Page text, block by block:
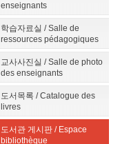
enseignants
학습자료실 / Salle de
ressources pédagogiques
교사사진실 / Salle de photo
des enseignants
도서목록 / Catalogue des
livres
도서관 게시판 / Espace
bibliothèque